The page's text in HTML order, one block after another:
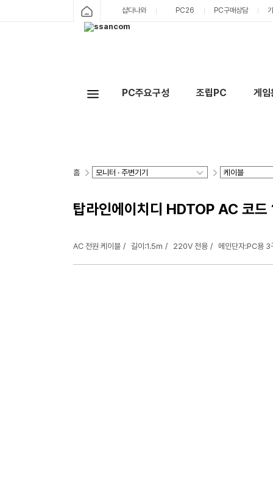
샵다나와 PC26 PC구매상담
PC주요구성 조립PC 게
홈
탑라인에이치디 HDTOP AC 코
AC 전원 케이블 길이:1.5m 220V 전용 메인단자:PC용